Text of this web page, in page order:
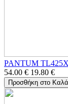
PANTUM
54.00 € 19.80 €
Προσθήκη στο